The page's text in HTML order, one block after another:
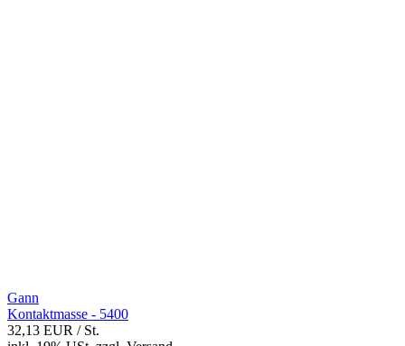
Gann
Kontaktmasse - 5400
32,13 EUR / St.